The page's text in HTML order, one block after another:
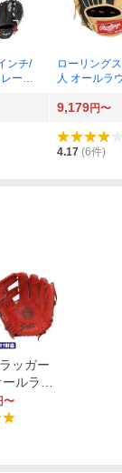
ンチ/
ーニ
ローリング
人 オールラ
ク）
9,179円〜
4.17 (6件)
ッガー
ルラウ
レン
J2X C-1
〜